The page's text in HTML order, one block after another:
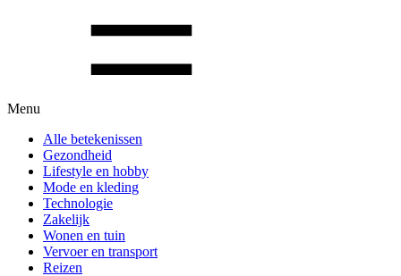
Menu
Alle betekenissen
Gezondheid
Lifestyle en hobby
Mode en kleding
Technologie
Zakelijk
Wonen en tuin
Vervoer en transport
Reizen